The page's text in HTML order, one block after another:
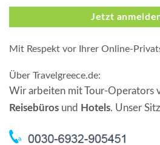
Jetzt
Mit Respekt vor Ihrer Online-
Über Travelgreece.de:
Wir arbeiten mit Tour-Operators
Reisebüros und Hotels. Unser